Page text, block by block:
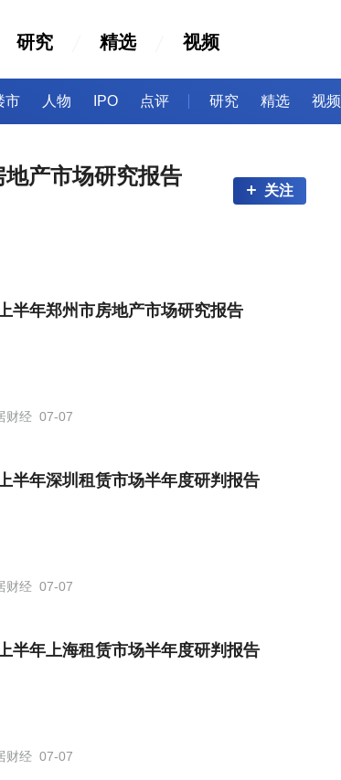
研究 精选 视频
市 人物 IPO 点评 研究 精选 视频
产市场研究报告
关注
半年郑州市房地产市场研究报告
财经 07-07
半年深圳租赁市场半年度研判报告
财经 07-07
半年上海租赁市场半年度研判报告
财经 07-07